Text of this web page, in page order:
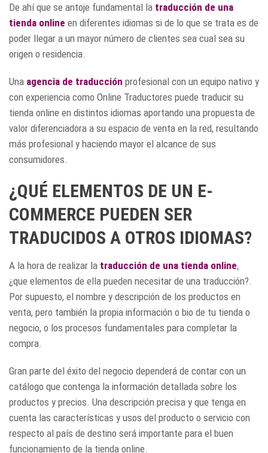
De ahí que se antoje fundamental la traducción de una
tienda online en diferentes idiomas si de lo que se trata es de
poder llegar a un mayor número de clientes sea cual sea su
origen o residencia.
Una agencia de traducción profesional con un equipo nativo y
con experiencia como Online Traductores puede traducir su
tienda online en distintos idiomas aportando una propuesta de
valor diferenciadora a su espacio de venta en la red, resultando
más profesional y haciendo mayor el alcance de sus
consumidores.
¿QUÉ ELEMENTOS DE UN E-
COMMERCE PUEDEN SER
TRADUCIDOS A OTROS IDIOMAS?
A la hora de realizar la traducción de una tienda online,
¿que elementos de ella pueden necesitar de una traducción?.
Por supuesto, el nombre y descripción de los productos en
venta, pero también la propia información o bio de tu tienda o
negocio, o los procesos fundamentales para completar la
compra.
Gran parte del éxito del negocio dependerá de contar con un
catálogo que contenga la información detallada sobre los
productos y precios. Una descripción precisa y que tenga en
cuenta las características y usos del producto o servicio con
respecto al país de destino será importante para el buen
funcionamiento de la tienda online.